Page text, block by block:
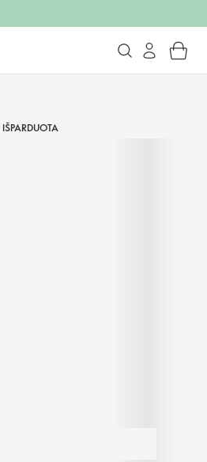
IŠPARDUOTA